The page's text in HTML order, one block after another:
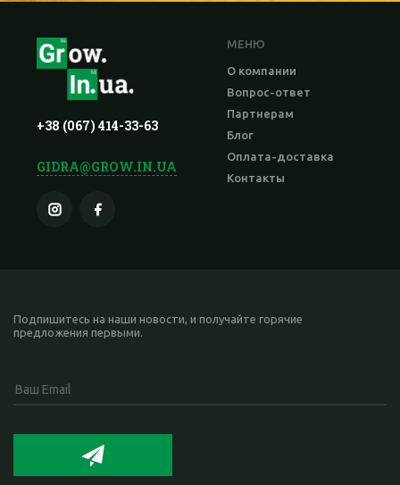
+38 (067) 414-33-63
GIDRA@GROW.IN.UA
МЕНЮ
О компании
Вопрос-ответ
Партнерам
Блог
Оплата-доставка
Контакты
Подпишитесь на наши новости, и получайте горячие
предложения первыми.